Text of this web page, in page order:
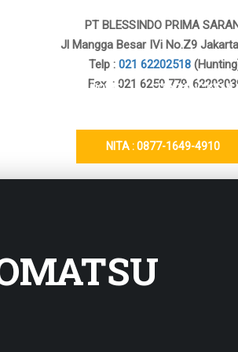
PT BLESSINDO PRIMA
Jl Mangga Besar IVi No.Z9
Telp : 021 62202518
Fax : 021 6250 779,
NITA : 0877-1649-4910
HOME TENTANG KAMI